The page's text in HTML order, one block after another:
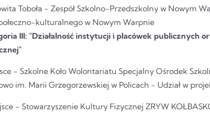
Toboła - Zespół Szkolno-Przedszkolny w Nowym
kulturalnego w Nowym Warpnie
III: "Działalność instytucji i placówek publicznych
- Szkolne Koło Wolontariatu Specjalny Ośrodek
im. Marii Grzegorzewskiej w Policach - Udział w
- Stowarzyszenie Kultury Fizycznej ZRYW